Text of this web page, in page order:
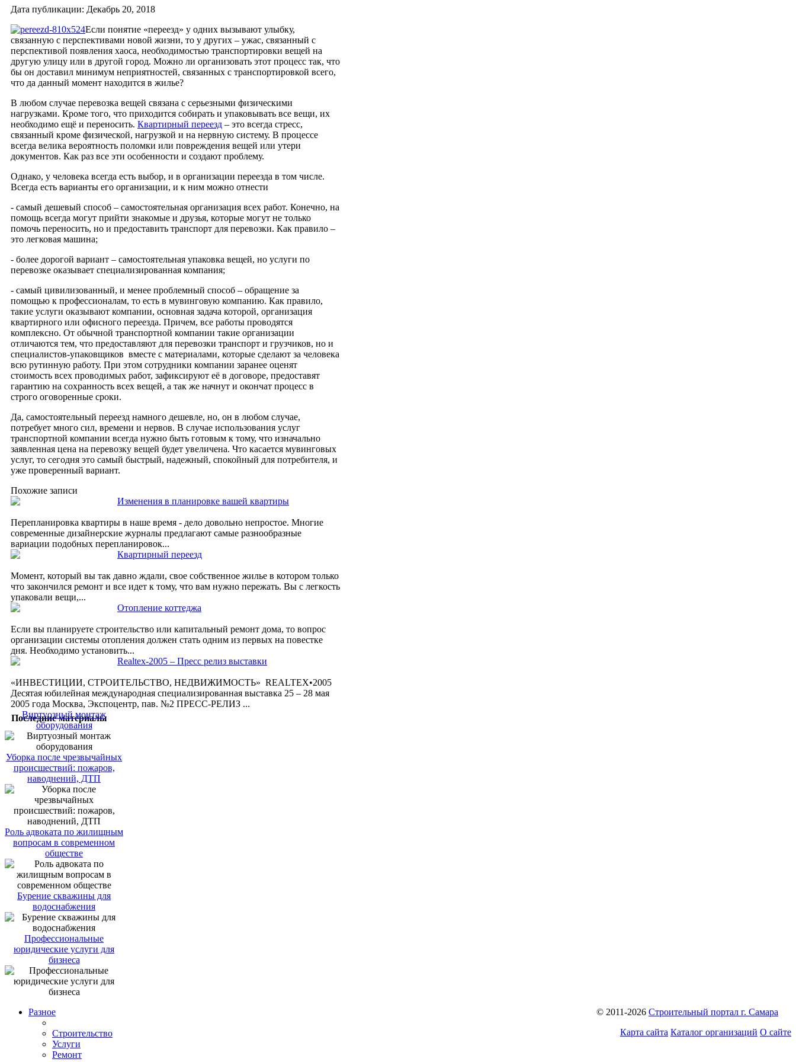
Дата публикации: Декабрь 20, 2018
Если понятие «переезд» у одних вызывают улыбку,
связанную с перспективами новой жизни, то у других – ужас, связанный с
перспективой появления хаоса, необходимостью транспортировки вещей на
другую улицу или в другой город. Можно ли организовать этот процесс так, что
бы он доставил минимум неприятностей, связанных с транспортировкой всего,
что да данный момент находится в жилье?
В любом случае перевозка вещей связана с серьезными физическими
нагрузками. Кроме того, что приходится собирать и упаковывать все вещи, их
необходимо ещё и переносить. Квартирный переезд – это всегда стресс,
связанный кроме физической, нагрузкой и на нервную систему. В процессе
всегда велика вероятность поломки или повреждения вещей или утери
документов. Как раз все эти особенности и создают проблему.
Однако, у человека всегда есть выбор, и в организации переезда в том числе.
Всегда есть варианты его организации, и к ним можно отнести
- самый дешевый способ – самостоятельная организация всех работ. Конечно, на
помощь всегда могут прийти знакомые и друзья, которые могут не только
помочь переносить, но и предоставить транспорт для перевозки. Как правило –
это легковая машина;
- более дорогой вариант – самостоятельная упаковка вещей, но услуги по
перевозке оказывает специализированная компания;
- самый цивилизованный, и менее проблемный способ – обращение за
помощью к профессионалам, то есть в мувинговую компанию. Как правило,
такие услуги оказывают компании, основная задача которой, организация
квартирного или офисного переезда. Причем, все работы проводятся
комплексно. От обычной транспортной компании такие организации
отличаются тем, что предоставляют для перевозки транспорт и грузчиков, но и
специалистов-упаковщиков вместе с материалами, которые сделают за человека
всю рутинную работу. При этом сотрудники компании заранее оценят
стоимость всех проводимых работ, зафиксируют её в договоре, предоставят
гарантию на сохранность всех вещей, а так же начнут и окончат процесс в
строго оговоренные сроки.
Да, самостоятельный переезд намного дешевле, но, он в любом случае,
потребует много сил, времени и нервов. В случае использования услуг
транспортной компании всегда нужно быть готовым к тому, что изначально
заявленная цена на перевозку вещей будет увеличена. Что касается мувинговых
услуг, то сегодня это самый быстрый, надежный, спокойный для потребителя, и
уже проверенный вариант.
Похожие записи
Изменения в планировке вашей квартиры
Перепланировка квартиры в наше время - дело довольно непростое. Многие
современные дизайнерские журналы предлагают самые разнообразные
вариации подобных перепланировок...
Квартирный переезд
Момент, который вы так давно ждали, свое собственное жилье в котором только
что закончился ремонт и все идет к тому, что вам нужно пережать. Вы с легкость
упаковали вещи,...
Отопление коттеджа
Если вы планируете строительство или капитальный ремонт дома, то вопрос
организации системы отопления должен стать одним из первых на повестке
дня. Необходимо установить...
Realtex-2005 – Пресс релиз выставки
«ИНВЕСТИЦИИ, СТРОИТЕЛЬСТВО, НЕДВИЖИМОСТЬ» REALTEX•2005
Десятая юбилейная международная специализированная выставка 25 – 28 мая
2005 года Москва, Экспоцентр, пав. №2 ПРЕСС-РЕЛИЗ ...
Последние материалы
Виртуозный монтаж
оборудования
Уборка после чрезвычайных
происшествий: пожаров,
наводнений, ДТП
Роль адвоката по жилищным
вопросам в современном
обществе
Бурение скважины для
водоснабжения
Профессиональные
юридические услуги для
бизнеса
© 2011-2026 Строительный портал г. Самара
Карта сайта Каталог организаций О сайте
Разное
Строительство
Услуги
Ремонт